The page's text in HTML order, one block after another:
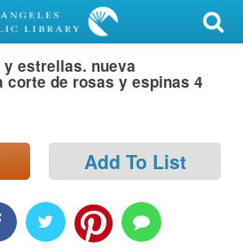
estrellas. nueva
corte de rosas y espinas 4
Add To List